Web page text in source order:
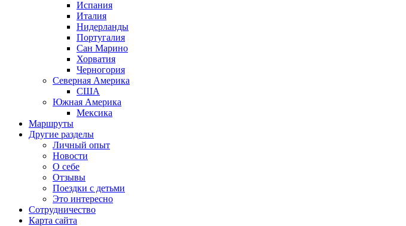
Испания
Италия
Нидерланды
Португалия
Сан Марино
Хорватия
Черногория
Северная Америка
США
Южная Америка
Мексика
Маршруты
Другие разделы
Личный опыт
Новости
О себе
Отзывы
Поездки с детьми
Это интересно
Сотрудничество
Карта сайта